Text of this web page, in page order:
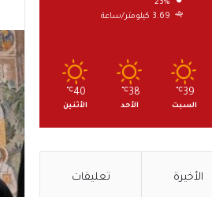
23%
3.69 كيلومتر/ساعة
39
℃
السبت
38
℃
الأحد
40
℃
الأثنين
الأخيرة تعليقات